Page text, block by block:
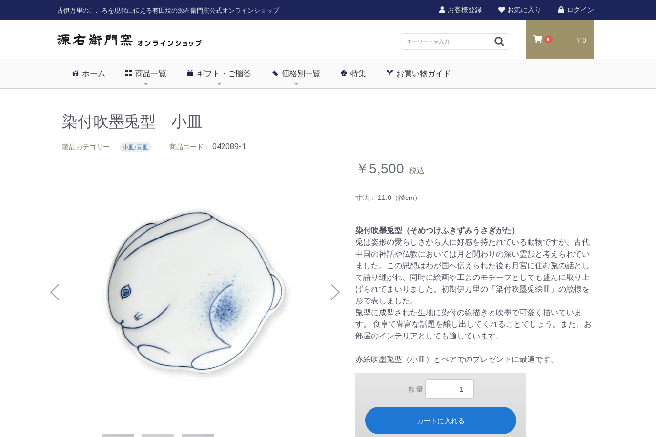
古伊万里のこころを現代に伝える有田焼の源右衛門窯公式オンラインショップ お客様登録 お気に入り ログイン
0 ￥0
ホーム 商品一覧 ギフト・ご贈答 価格別一覧 特集 お買い物ガイド
染付吹墨兎型 小皿
製品カテゴリー 小皿/豆皿 商品コード： 042089-1
￥5,500 税込
寸法：
染付吹墨兎型（そめつけふきずみうさぎがた）
兎は姿形の愛らしさから人に好感を持たれている動物ですが、古代
中国の神話や仏教においては月と関わりの深い霊獣と考えられてい
ました。この思想はわが国へ伝えられた後も月宮に住む兎の話とし
て語り継がれ、同時に絵画や工芸のモチーフとしても盛んに取り上
げられてまいりました。初期伊万里の「染付吹墨兎絵皿」の紋様を
形で表しました。
兎型に成型された生地に染付の線描きと吹墨で可愛く描いていま
す。 食卓で豊富な話題を醸し出してくれることでしょう。また、お
部屋のインテリアとしても適しています。
赤絵吹墨兎型（小皿）とぺアでのプレゼントに最適です。
数 量
カートに入れる